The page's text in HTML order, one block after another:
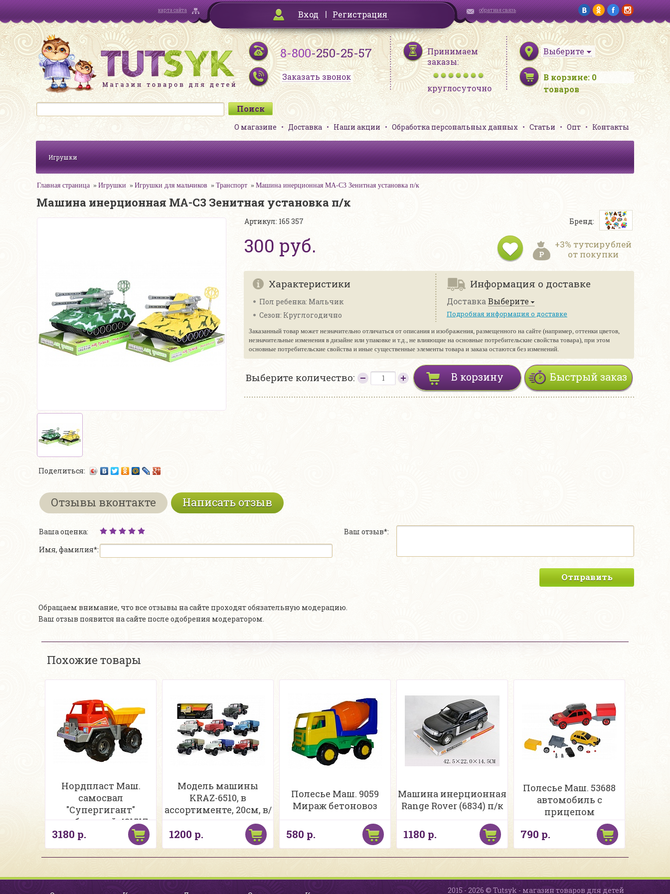
карта сайта Вход Регистрация обратная связь
8-800-250-25-57
Заказать звонок
Принимаем
заказы:
круглосуточно
Выберите
В корзине: 0
товаров
О магазине Доставка Наши акции Обработка персональных данных Статьи Опт Контакты
Игрушки
Главная страница Игрушки Игрушки для мальчиков Транспорт Машина инерционная MA-C3 Зенитная установка п/к
Машина инерционная MA-C3 Зенитная установка п/к
Поделиться:
Артикул: 165 357
300 руб.
Бренд:
+3% тутсирублей
от покупки
Характеристики
Пол ребенка: Мальчик
Сезон: Круглогодично
Информация о доставке
Доставка Выберите
Подробная информация о доставке
Заказанный товар может незначительно отличаться от описания и изображения, размещенного на сайте (например, оттенки цветов,
незначительные изменения в дизайне или упаковке и т.д., не влияющие на основные потребительские свойства товара), при этом
основные потребительские свойства и иные существенные элементы товара и заказа остаются без изменений.
Выберите количество: Быстрый заказ
В корзину
Отзывы вконтакте Написать отзыв
Ваша оценка:
Имя, фамилия*:
Ваш отзыв*:
Отправить
Обращаем внимание, что все отзывы на сайте проходят обязательную модерацию.
Ваш отзыв появится на сайте после одобрения модератором.
Похожие товары
Нордпласт Маш.
самосвал
"Супергигант"
серебристый 431517
3180 р.
Модель машины
KRAZ-6510, в
ассортименте, 20см, в/
к
1200 р.
Полесье Маш. 9059
Мираж бетоновоз
580 р.
Машина инерционная
Range Rover (6834) п/к
1180 р.
Полесье Маш. 53688
автомобиль с
прицепом
790 р.
2015 - 2026 © Tutsyk - магазин товаров для детей